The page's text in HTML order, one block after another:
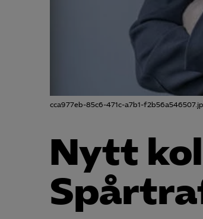
cca977eb-85c6-471c-a7b1-
Nytt